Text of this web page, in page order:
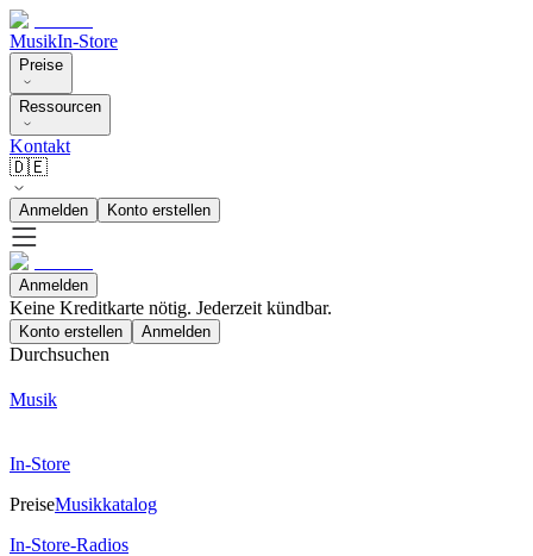
MusikIn-Store
Preise
Ressourcen
Kontakt
🇩🇪
Anmelden Konto erstellen
Anmelden
Keine Kreditkarte nötig. Jederzeit kündbar.
Konto erstellen Anmelden
Durchsuchen
Musik
In-Store
PreiseMusikkatalog
In-Store-Radios